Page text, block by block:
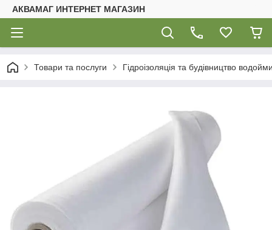
АКВАМАГ ИНТЕРНЕТ МАГАЗИН
Товари та послуги Гідроізоляція та будівництво